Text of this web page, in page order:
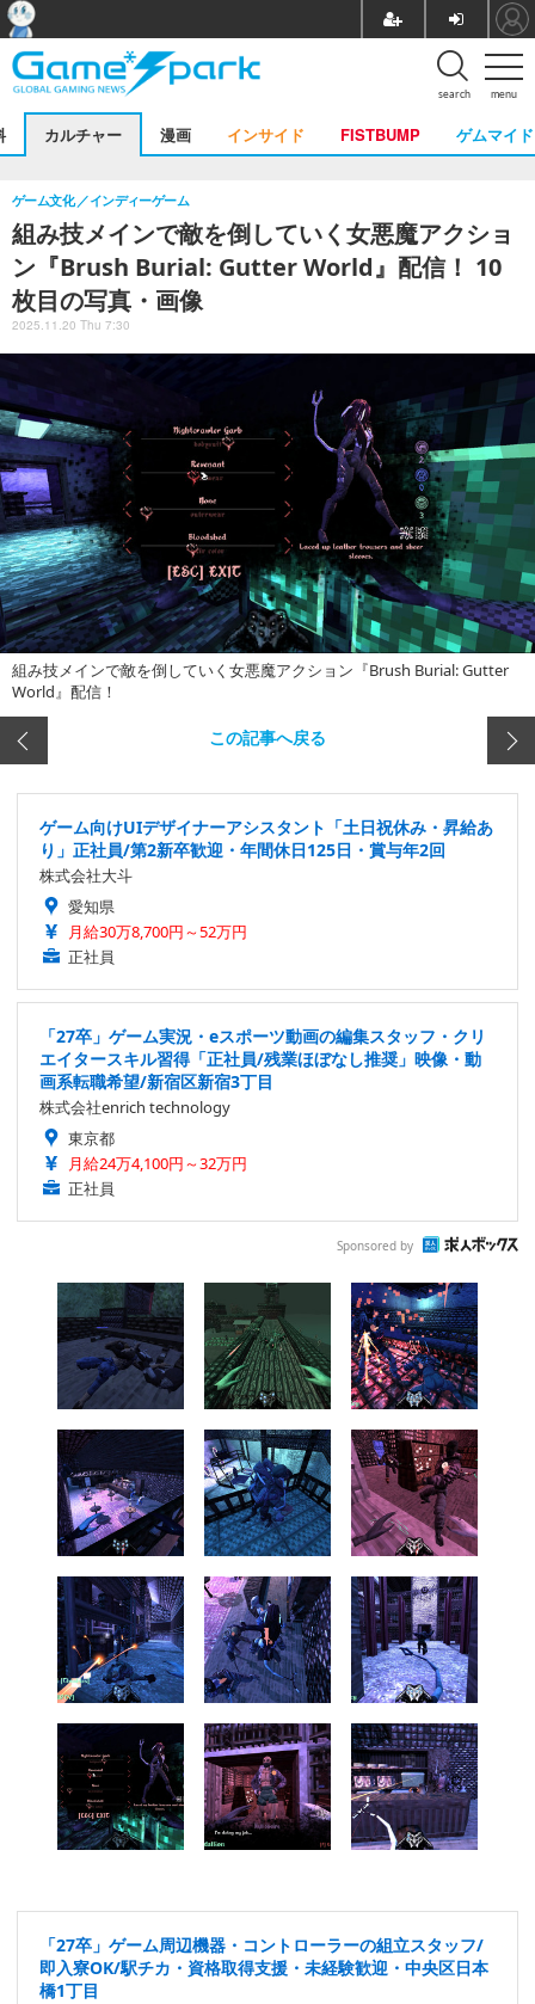
menu
search
カルチャー 漫画 インサイド FISTBUMP ゲムマイド
組み技メインで敵を倒していく女悪魔アクショ
ン『Brush Burial: Gutter World』配信！ 10
枚目の写真・画像
ゲーム文化 インディーゲーム
2025.11.20 Thu 7:30
組み技メインで敵を倒していく女悪魔アクション『Brush Burial: Gutter
World』配信！
この記事へ戻る
ゲーム向けUIデザイナーアシスタント「土日祝休み・昇給あ
り」正社員/第2新卒歓迎・年間休日125日・賞与年2回
株式会社大斗
愛知県
月給30万8,700円～52万円
正社員
「27卒」ゲーム実況・eスポーツ動画の編集スタッフ・クリ
エイタースキル習得「正社員/残業ほぼなし推奨」映像・動
画系転職希望/新宿区新宿3丁目
株式会社enrich technology
東京都
月給24万4,100円～32万円
正社員
Sponsored by
「27卒」ゲーム周辺機器・コントローラーの組立スタッフ/
即入寮OK/駅チカ・資格取得支援・未経験歓迎・中央区日本
橋1丁目